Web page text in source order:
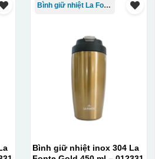
Bình giữ nhiệt La Fonte
Bình giữ nhiệt inox 304 La